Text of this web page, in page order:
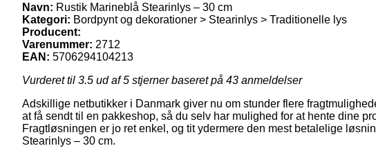
Navn: Rustik Marineblå Stearinlys – 30 cm
Kategori: Bordpynt og dekorationer > Stearinlys > Traditionelle lys
Producent:
Varenummer: 2712
EAN: 5706294104213
Vurderet til 3.5 ud af 5 stjerner baseret på 43 anmeldelser
Adskillige netbutikker i Danmark giver nu om stunder flere
at få sendt til en pakkeshop, så du selv har mulighed for at hente dine
Fragtløsningen er jo ret enkel, og tit ydermere den mest betalelige
Stearinlys – 30 cm.